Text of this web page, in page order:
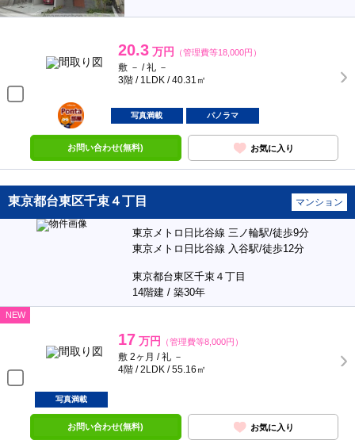
20.3 万円 （管理費等18,000円）
敷 － / 礼 －
3階 / 1LDK / 40.31㎡
ポンタ
部屋
写真満載 パノラマ
お問い合わせ(無料) お気に入り
東京都台東区千束４丁目 マンション
東京メトロ日比谷線 三ノ輪駅/徒歩9分
東京メトロ日比谷線 入谷駅/徒歩12分
東京都台東区千束４丁目
14階建 / 築30年
NEW
17 万円 （管理費等8,000円）
敷 2ヶ月 / 礼 －
4階 / 2LDK / 55.16㎡
写真満載
お問い合わせ(無料) お気に入り